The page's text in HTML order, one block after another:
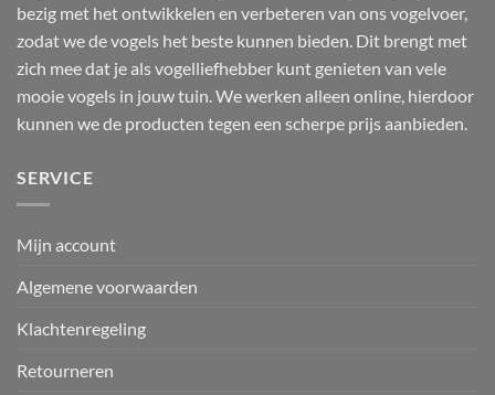
bezig met het ontwikkelen en verbeteren van ons vogelvoer,
zodat we de vogels het beste kunnen bieden. Dit brengt met
zich mee dat je als vogelliefhebber kunt genieten van vele
mooie vogels in jouw tuin. We werken alleen online, hierdoor
kunnen we de producten tegen een scherpe prijs aanbieden.
SERVICE
Mijn account
Algemene voorwaarden
Klachtenregeling
Retourneren